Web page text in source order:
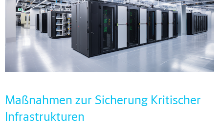
Maßnahmen zur Sicherung Kritischer
Infrastrukturen